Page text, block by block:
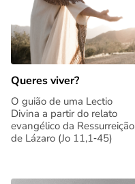
Queres viver?
O guião de uma Lectio
Divina a partir do relato
evangélico da Ressurreição
de Lázaro (Jo 11,1‑45)